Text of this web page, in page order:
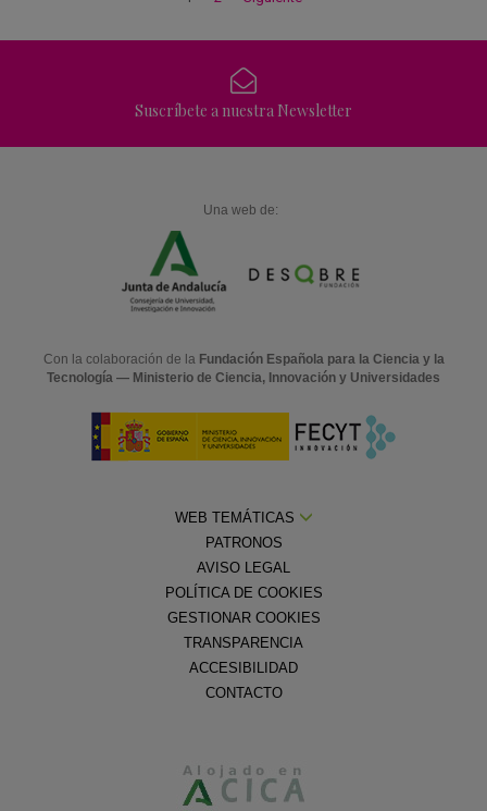
Suscríbete a nuestra Newsletter
Una web de:
Con la colaboración de la Fundación Española para la Ciencia y la
Tecnología — Ministerio de Ciencia, Innovación y Universidades
WEB TEMÁTICAS
PATRONOS
AVISO LEGAL
POLÍTICA DE COOKIES
GESTIONAR COOKIES
TRANSPARENCIA
ACCESIBILIDAD
CONTACTO